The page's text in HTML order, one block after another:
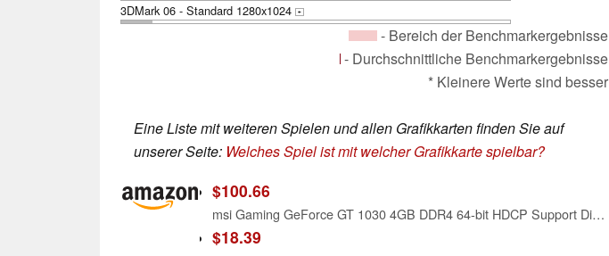
3DMark 06 - Standard 1280x1024 +
- Bereich der Benchmarkergebnisse
- Durchschnittliche Benchmarkergebnisse
* Kleinere Werte sind besser
Eine Liste mit weiteren Spielen und allen Grafikkarten finden Sie auf
unserer Seite: Welches Spiel ist mit welcher Grafikkarte spielbar?
$100.66
msi Gaming GeForce GT 1030 4GB DDR4 64-bit HDCP Support DirectX 12 DP/HDMI Single Fan OC Graphics Card (GT 1030 4GD4 LP OC)
$18.39